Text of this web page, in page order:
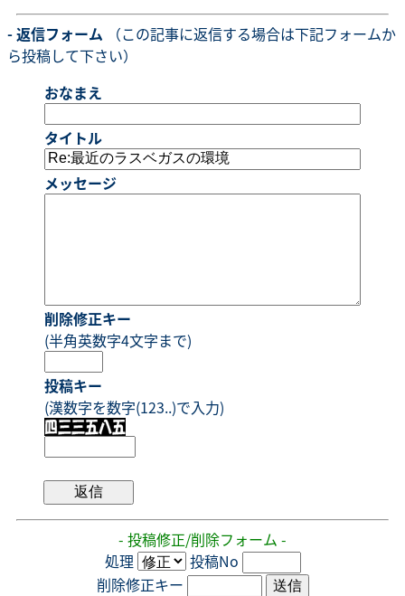
- 返信フォーム （この記事に返信する場合は下記フォームか
ら投稿して下さい）
おなまえ
タイトル
メッセージ
削除修正キー
(半角英数字4文字まで)
投稿キー
(漢数字を数字(123..)で入力)
- 投稿修正/削除フォーム -
処理
投稿No
削除修正キー